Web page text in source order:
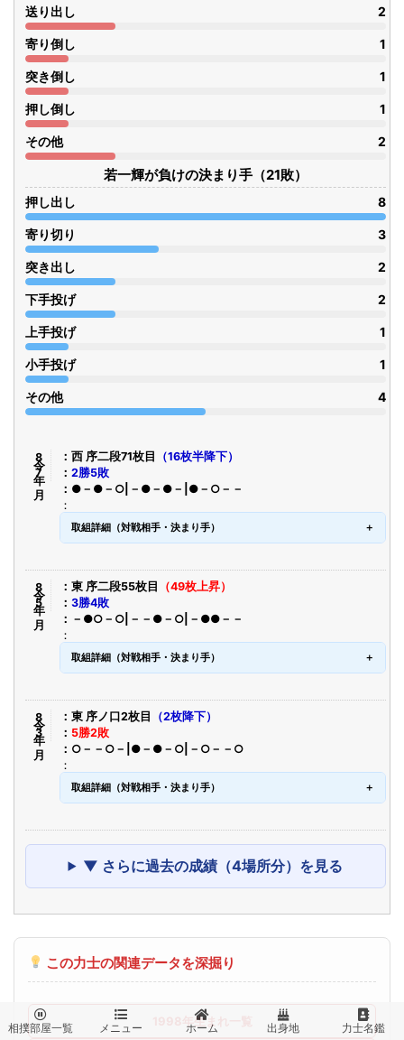
送り出し 2
寄り倒し 1
突き倒し 1
押し倒し 1
その他 2
若一輝が負けの決まり手（21敗）
押し出し 8
寄り切り 3
突き出し 2
下手投げ 2
上手投げ 1
小手投げ 1
その他 4
令8年7月 西 序二段71枚目
（16枚半降下）
2勝5敗
●－●－○|－●－●－|●－○－－
取組詳細（対戦相手・決まり手）
令8年5月 東 序二段55枚目
（49枚上昇）
3勝4敗
－●○－○|－－●－○|－●●－－
取組詳細（対戦相手・決まり手）
令8年3月 東 序ノ口2枚目
（2枚降下）
5勝2敗
○－－○－|●－●－○|－○－－○
取組詳細（対戦相手・決まり手）
▼ さらに過去の成績（4場所分）を見る
この力士の関連データを深掘り
1998年生まれ一覧

相撲部屋一覧

メニュー

ホーム

出身地

力士名鑑